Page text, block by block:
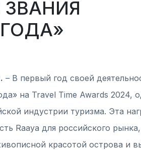
– В первый год своей
на Travel Time Awards 2024,
индустрии туризма. Эта
Raaya для российского
красотой острова и